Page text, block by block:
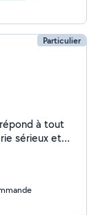
Particulier
à tout
sérieux et